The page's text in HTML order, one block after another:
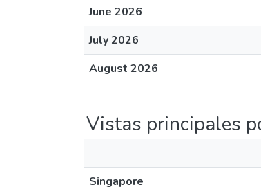
June 2026
July 2026
August 2026
Vistas principales
Singapore